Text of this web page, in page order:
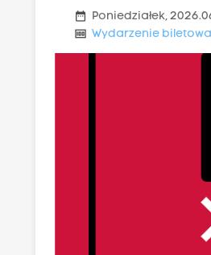
date_range Poniedziałek,
money Wydarzenie